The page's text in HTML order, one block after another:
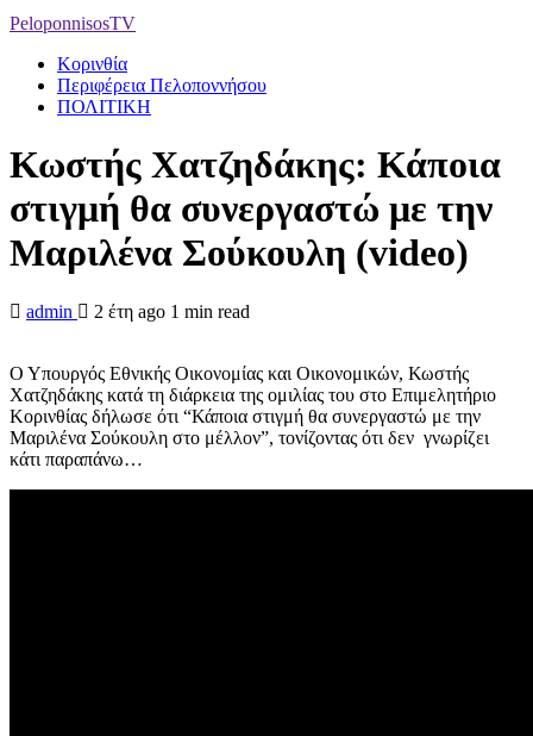
PeloponnisosTV
Κορινθία
Περιφέρεια Πελοποννήσου
ΠΟΛΙΤΙΚΗ
Κωστής Χατζηδάκης: Κάποια
στιγμή θα συνεργαστώ με την
Μαριλένα Σούκουλη (video)
admin 2 έτη ago 1 min read
Ο Υπουργός Εθνικής Οικονομίας και Οικονομικών, Κωστής
Χατζηδάκης κατά τη διάρκεια της ομιλίας του στο Επιμελητήριο
Κορινθίας δήλωσε ότι “Κάποια στιγμή θα συνεργαστώ με την
Μαριλένα Σούκουλη στο μέλλον”, τονίζοντας ότι δεν γνωρίζει
κάτι παραπάνω…